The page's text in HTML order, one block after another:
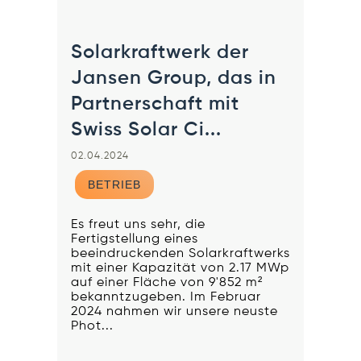
Solarkraftwerk der
Jansen Group, das in
Partnerschaft mit
Swiss Solar Ci...
02.04.2024
BETRIEB
Es freut uns sehr, die
Fertigstellung eines
beeindruckenden Solarkraftwerks
mit einer Kapazität von 2.17 MWp
auf einer Fläche von 9'852 m²
bekanntzugeben. Im Februar
2024 nahmen wir unsere neuste
Phot...